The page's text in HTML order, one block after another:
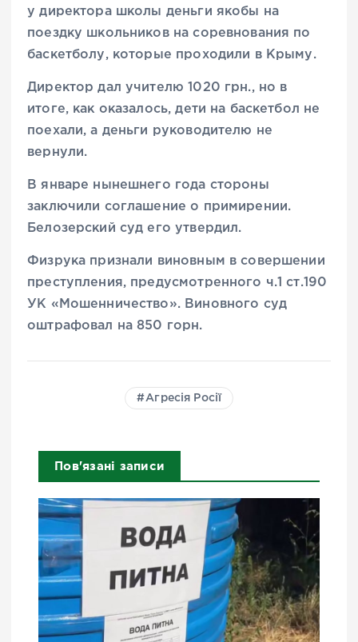
у директора школы деньги якобы на
поездку школьников на соревнования по
баскетболу, которые проходили в Крыму.
Директор дал учителю 1020 грн., но в
итоге, как оказалось, дети на баскетбол не
поехали, а деньги руководителю не
вернули.
В январе нынешнего года стороны
заключили соглашение о примирении.
Белозерский суд его утвердил.
Физрука признали виновным в совершении
преступления, предусмотренного ч.1 ст.190
УК «Мошенничество». Виновного суд
оштрафовал на 850 горн.
Агресія Росії
Пов'язані записи